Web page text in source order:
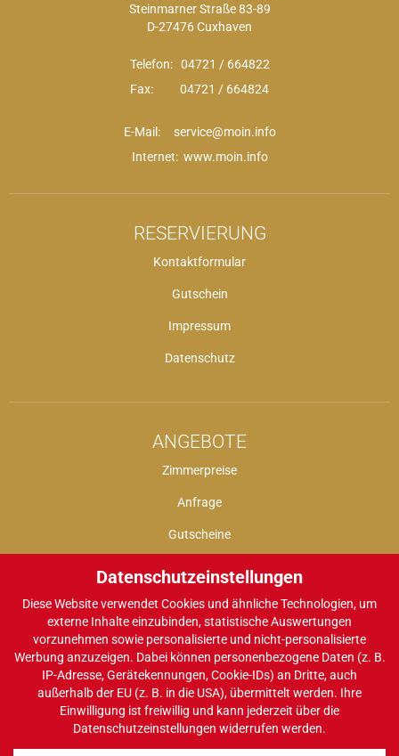
Datenschutzeinstellungen
Diese Website verwendet Cookies und ähnliche Technologien, um
externe Inhalte einzubinden, statistische Auswertungen
vorzunehmen sowie personalisierte und nicht-personalisierte
Werbung anzuzeigen. Dabei können personenbezogene Daten (z. B.
IP-Adresse, Gerätekennungen, Cookie-IDs) an Dritte, auch
außerhalb der EU (z. B. in die USA), übermittelt werden. Ihre
Einwilligung ist freiwillig und kann jederzeit über die
Datenschutzeinstellungen widerrufen werden.
Steinmarner Straße 83-89
D-27476 Cuxhaven
Telefon: 04721 / 664822
Fax: 04721 / 664824
E-Mail: service@moin.info
Internet: www.moin.info
RESERVIERUNG
Kontaktformular
Gutschein
Impressum
Datenschutz
ANGEBOTE
Zimmerpreise
Anfrage
Gutscheine
INTERAKTIV
Gutscheine
Gästebuch
Bewertungen